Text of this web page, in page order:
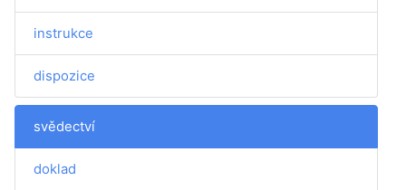
instrukce
dispozice
svědectví
doklad